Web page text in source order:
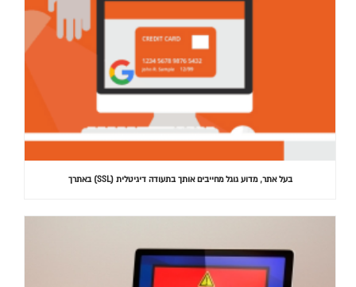
בעל אתר, מדוע גוגל מחייבים אותך בתעודה דיגיטלית (SSL) באתרך